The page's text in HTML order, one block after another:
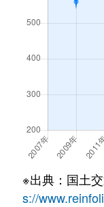
※出典：国土
s://